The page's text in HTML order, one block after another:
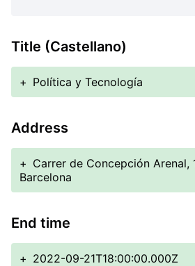
Title (Castellano)
+ Política y Tecnología
Address
+ Carrer de Concepción Arenal,
Barcelona
End time
+ 2022-09-21T18:00:00.000Z